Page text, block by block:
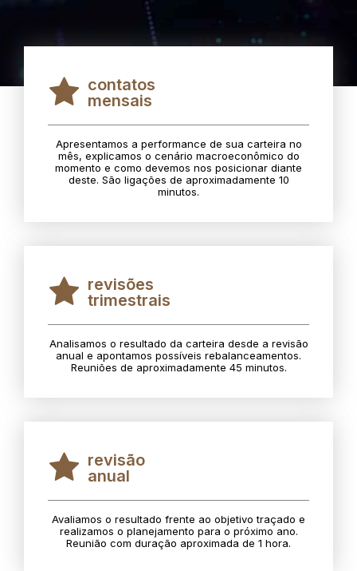
contatos
mensais
Apresentamos a performance de sua carteira no
mês, explicamos o cenário macroeconômico do
momento e como devemos nos posicionar diante
deste. São ligações de aproximadamente 10
minutos.
revisões
trimestrais
Analisamos o resultado da carteira desde a revisão
anual e apontamos possíveis rebalanceamentos.
Reuniões de aproximadamente 45 minutos.
revisão
anual
Avaliamos o resultado frente ao objetivo traçado e
realizamos o planejamento para o próximo ano.
Reunião com duração aproximada de 1 hora.